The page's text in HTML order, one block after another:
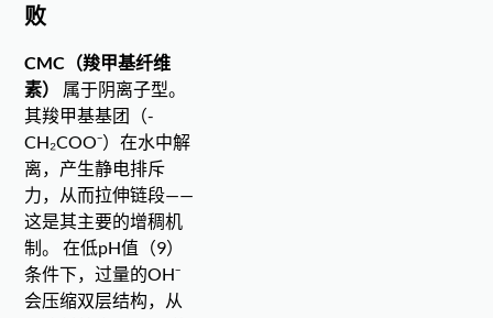
败
CMC（羧甲基纤维
素）
属于阴离子型。
其羧甲基基团（-
CH₂COO⁻）在水中解
离，产生静电排斥
力，从而拉伸链段——
这是其主要的增稠机
制。 在低pH值（9）
条件下，过量的OH⁻
会压缩双层结构，从